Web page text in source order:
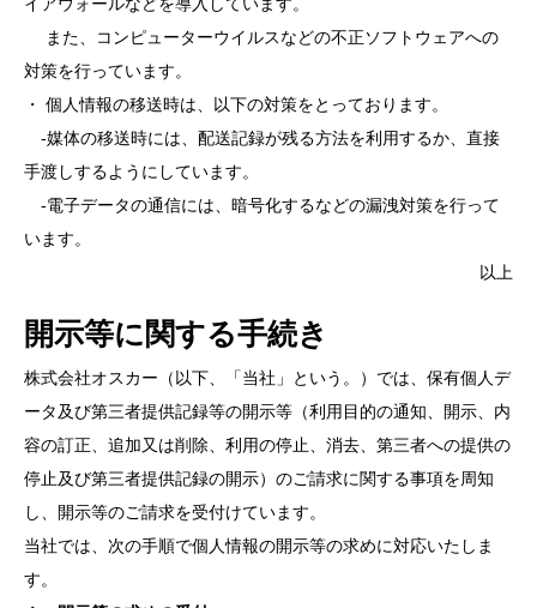
また、コンピューターウイルスなどの不正ソフトウェアへの
対策を行っています。
・ 個人情報の移送時は、以下の対策をとっております。
‐媒体の移送時には、配送記録が残る方法を利用するか、直接
手渡しするようにしています。
‐電子データの通信には、暗号化するなどの漏洩対策を行って
います。
以上
開示等に関する手続き
株式会社オスカー（以下、「当社」という。）では、保有個人デ
ータ及び第三者提供記録等の開示等（利用目的の通知、開示、内
容の訂正、追加又は削除、利用の停止、消去、第三者への提供の
停止及び第三者提供記録の開示）のご請求に関する事項を周知
し、開示等のご請求を受付けています。
当社では、次の手順で個人情報の開示等の求めに対応いたしま
す。